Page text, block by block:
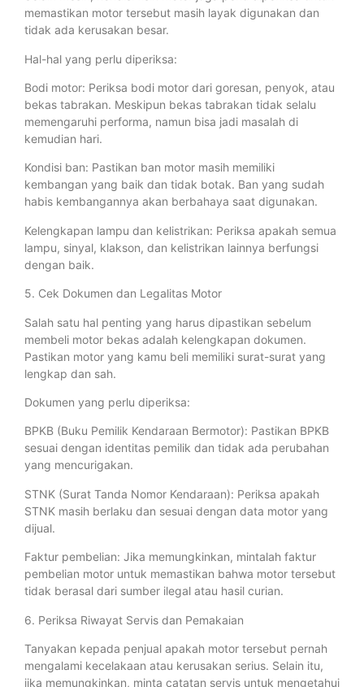
memastikan motor tersebut masih layak digunakan dan
tidak ada kerusakan besar.
Hal-hal yang perlu diperiksa:
Bodi motor: Periksa bodi motor dari goresan, penyok, atau
bekas tabrakan. Meskipun bekas tabrakan tidak selalu
memengaruhi performa, namun bisa jadi masalah di
kemudian hari.
Kondisi ban: Pastikan ban motor masih memiliki
kembangan yang baik dan tidak botak. Ban yang sudah
habis kembangannya akan berbahaya saat digunakan.
Kelengkapan lampu dan kelistrikan: Periksa apakah semua
lampu, sinyal, klakson, dan kelistrikan lainnya berfungsi
dengan baik.
5. Cek Dokumen dan Legalitas Motor
Salah satu hal penting yang harus dipastikan sebelum
membeli motor bekas adalah kelengkapan dokumen.
Pastikan motor yang kamu beli memiliki surat-surat yang
lengkap dan sah.
Dokumen yang perlu diperiksa:
BPKB (Buku Pemilik Kendaraan Bermotor): Pastikan BPKB
sesuai dengan identitas pemilik dan tidak ada perubahan
yang mencurigakan.
STNK (Surat Tanda Nomor Kendaraan): Periksa apakah
STNK masih berlaku dan sesuai dengan data motor yang
dijual.
Faktur pembelian: Jika memungkinkan, mintalah faktur
pembelian motor untuk memastikan bahwa motor tersebut
tidak berasal dari sumber ilegal atau hasil curian.
6. Periksa Riwayat Servis dan Pemakaian
Tanyakan kepada penjual apakah motor tersebut pernah
mengalami kecelakaan atau kerusakan serius. Selain itu,
jika memungkinkan, minta catatan servis untuk mengetahui